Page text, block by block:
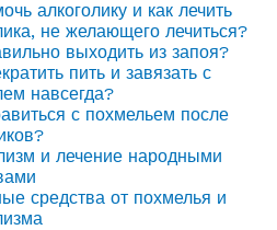
алкоголику и как лечить
не желающего лечиться?
выходить из запоя?
пить и завязать с
навсегда?
с похмельем после
и лечение народными
средства от похмелья и